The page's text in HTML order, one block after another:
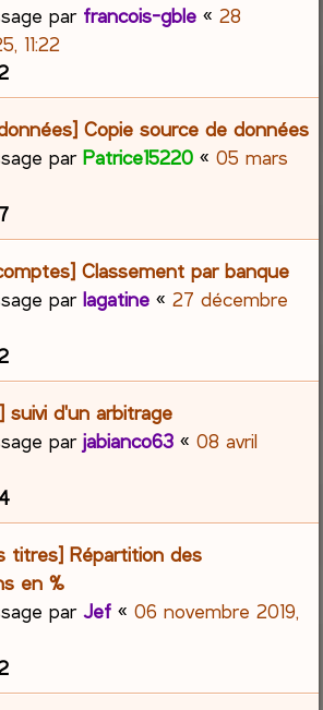
par francois-gble «28
11:22
Copie source de données
parPatrice15220 «05 mars
7
Classement par banque
parlagatine «27 décembre
suivi d'un arbitrage
parjabianco63 «08 avril
4
titres] Répartition des
en %
parJef «06 novembre 2019,